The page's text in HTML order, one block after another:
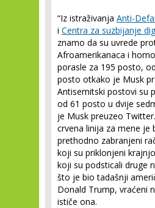
“Iz istraživanja Anti-
i Centra za suzbijanje
znamo da su uvrede
Afroamerikanaca i
porasle za 195 posto,
posto otkako je Musk
Antisemitski postovi su
od 61 posto u dvije
je Musk preuzeo
crvena linija za mene je
prethodno zabranjeni
koji su priklonjeni
koji su podsticali druge
što je bio tadašnji
Donald Trump, vraćeni
ističe ona.